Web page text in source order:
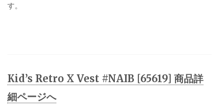
す。
Kid’s Retro X Vest #NAIB [65619] 商品詳
細ページへ